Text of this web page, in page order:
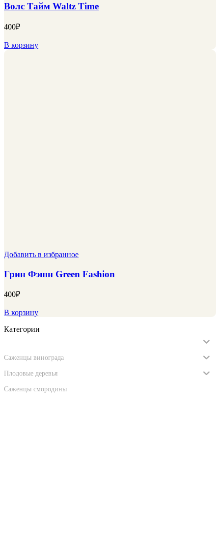
Волс Тайм Waltz Time
400₽
В корзину
Добавить в избранное
Грин Фэшн Green Fashion
400₽
В корзину
Категории
Саженцы винограда
Плодовые деревья
Саженцы смородины